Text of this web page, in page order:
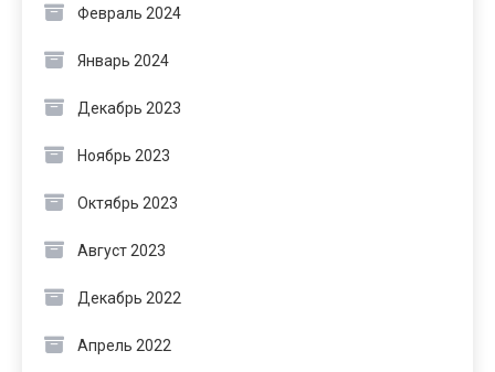
Февраль 2024
Январь 2024
Декабрь 2023
Ноябрь 2023
Октябрь 2023
Август 2023
Декабрь 2022
Апрель 2022